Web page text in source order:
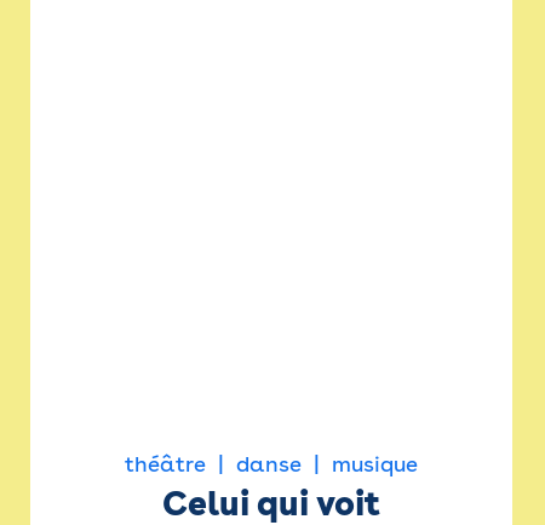
théâtre danse musique
Celui qui voit